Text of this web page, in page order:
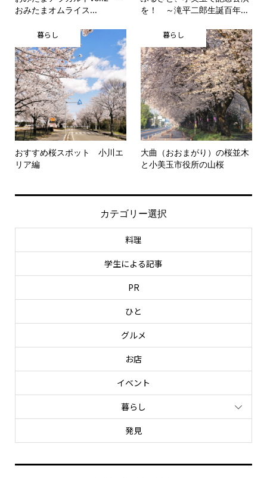
おみたまオムライス...
を！ ～滝平二郎生誕百年...
暮らし
おすすめ桜スポット 小川エ
リア編
暮らし
大曲（おおまがり）の桜並木
と小美玉市役所の山桜
カテゴリー選択
料理
学生による記事
PR
ひと
グルメ
お店
イベント
暮らし
発見